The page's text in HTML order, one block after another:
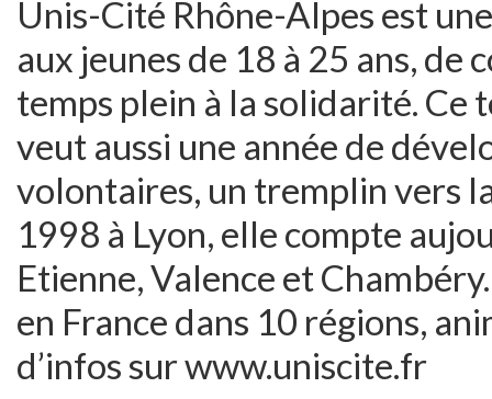
Unis-Cité Rhône-Alpes est
aux jeunes de 18 à 25 ans, de
temps plein à la solidarité. Ce
veut aussi une année de
volontaires, un tremplin vers
1998 à Lyon, elle compte
Etienne, Valence et
en France dans 10 régions,
d’infos sur www.uniscite.fr